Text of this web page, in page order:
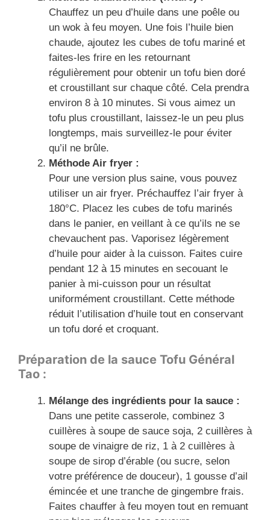
Chauffez un peu d’huile dans une poêle ou
un wok à feu moyen. Une fois l’huile bien
chaude, ajoutez les cubes de tofu mariné et
faites-les frire en les retournant
régulièrement pour obtenir un tofu bien doré
et croustillant sur chaque côté. Cela prendra
environ 8 à 10 minutes. Si vous aimez un
tofu plus croustillant, laissez-le un peu plus
longtemps, mais surveillez-le pour éviter
qu’il ne brûle.
Méthode Air fryer :
Pour une version plus saine, vous pouvez
utiliser un air fryer. Préchauffez l’air fryer à
180°C. Placez les cubes de tofu marinés
dans le panier, en veillant à ce qu’ils ne se
chevauchent pas. Vaporisez légèrement
d’huile pour aider à la cuisson. Faites cuire
pendant 12 à 15 minutes en secouant le
panier à mi-cuisson pour un résultat
uniformément croustillant. Cette méthode
réduit l’utilisation d’huile tout en conservant
un tofu doré et croquant.
Préparation de la sauce Tofu Général
Tao :
Mélange des ingrédients pour la sauce :
Dans une petite casserole, combinez 3
cuillères à soupe de sauce soja, 2 cuillères à
soupe de vinaigre de riz, 1 à 2 cuillères à
soupe de sirop d’érable (ou sucre, selon
votre préférence de douceur), 1 gousse d’ail
émincée et une tranche de gingembre frais.
Faites chauffer à feu moyen tout en remuant